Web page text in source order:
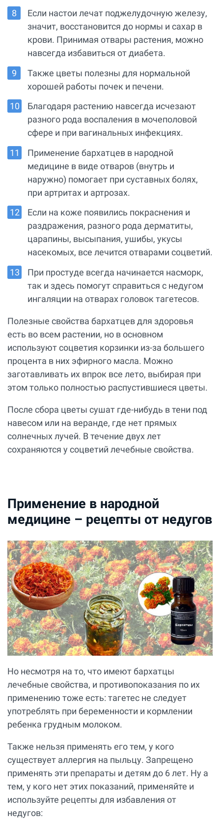
Если настои лечат поджелудочную железу,
значит, восстановится до нормы и сахар в
крови. Принимая отвары растения, можно
навсегда избавиться от диабета.
Также цветы полезны для нормальной
хорошей работы почек и печени.
Благодаря растению навсегда исчезают
разного рода воспаления в мочеполовой
сфере и при вагинальных инфекциях.
Применение бархатцев в народной
медицине в виде отваров (внутрь и
наружно) помогает при суставных болях,
при артритах и артрозах.
Если на коже появились покраснения и
раздражения, разного рода дерматиты,
царапины, высыпания, ушибы, укусы
насекомых, все лечится отварами соцветий.
При простуде всегда начинается насморк,
так и здесь помогут справиться с недугом
ингаляции на отварах головок тагетесов.
Полезные свойства бархатцев для здоровья
есть во всем растении, но в основном
используют соцветия корзинки из-за большего
процента в них эфирного масла. Можно
заготавливать их впрок все лето, выбирая при
этом только полностью распустившиеся цветы.
После сбора цветы сушат где-нибудь в тени под
навесом или на веранде, где нет прямых
солнечных лучей. В течение двух лет
сохраняются у соцветий лечебные свойства.
Применение в народной
медицине – рецепты от недугов
Но несмотря на то, что имеют бархатцы
лечебные свойства, и противопоказания по их
применению тоже есть: тагетес не следует
употреблять при беременности и кормлении
ребенка грудным молоком.
Также нельзя применять его тем, у кого
существует аллергия на пыльцу. Запрещено
применять эти препараты и детям до 6 лет. Ну а
тем, у кого нет этих показаний, применяйте и
используйте рецепты для избавления от
недугов: